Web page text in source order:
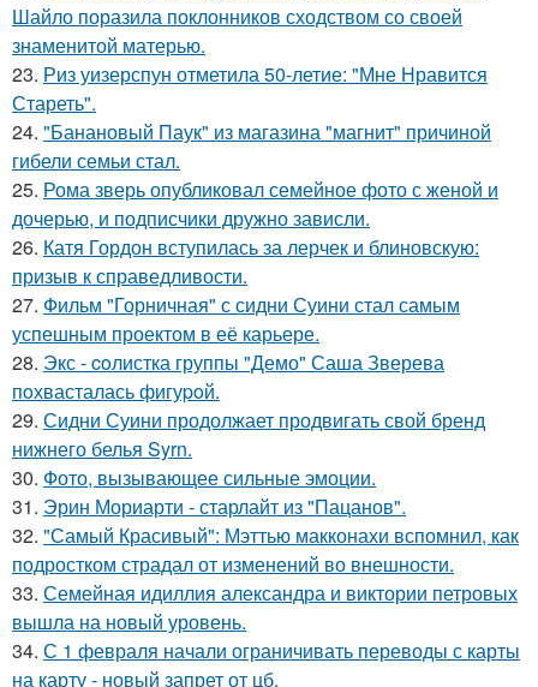
Шайло поразила поклонников сходством со своей
знаменитой матерью.
23. Риз уизерспун отметила 50-летие: "Мне Нравится
Стареть".
24. "Банановый Паук" из магазина "магнит" причиной
гибели семьи стал.
25. Рома зверь опубликовал семейное фото с женой и
дочерью, и подписчики дружно зависли.
26. Катя Гордон вступилась за лерчек и блиновскую:
призыв к справедливости.
27. Фильм "Горничная" с сидни Суини стал самым
успешным проектом в её карьере.
28. Экс - coлистка группы "Демо" Саша Зверева
пoхвасталась фигуpoй.
29. Сидни Суини продолжает продвигать свой бренд
нижнего белья Syrn.
30. Фото, вызывающее сильные эмоции.
31. Эрин Мориарти - старлайт из "Пацанов".
32. "Самый Красивый": Мэттью макконахи вспомнил, как
подростком страдал от изменений во внешности.
33. Семейная идиллия александра и виктории петровых
вышла на новый уровень.
34. С 1 февраля начали ограничивать переводы с карты
на карту - новый запрет от цб.